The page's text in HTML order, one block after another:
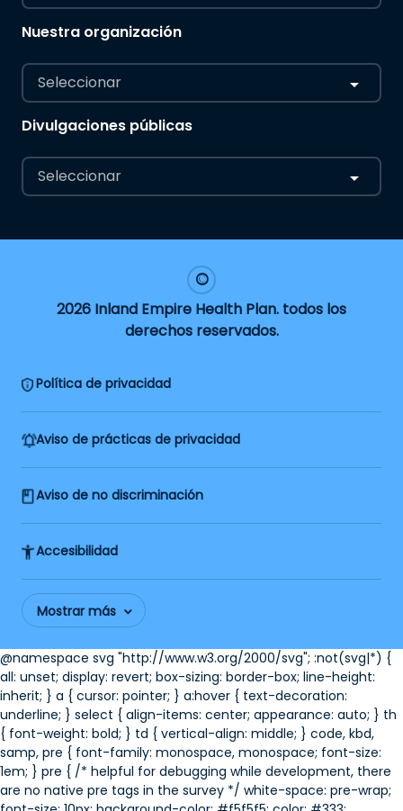
Nuestra organización
Seleccionar
Divulgaciones públicas
Seleccionar
2026 Inland Empire Health Plan. todos los
derechos reservados.
Política de privacidad
Aviso de prácticas de privacidad
Aviso de no discriminación
Accesibilidad
Mostrar más